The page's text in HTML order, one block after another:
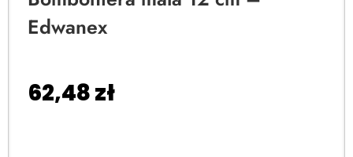
Edwanex
62,48zł